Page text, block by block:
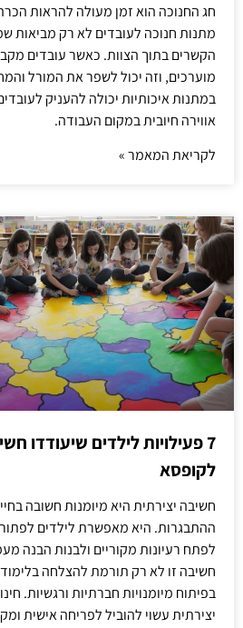
חג החנוכה הוא זמן מעולה להראות
מתנות חנוכה לעובדים לא רק מביאות
הקשרים בתוך הצוות. כאשר עובדים
מוערכים, וזה יכול לשפר את המורל
במתנות איכותיות יכולה להעניק
אווירה חיובית במקום העבודה.
לקריאת המאמר »
7 פעילויות לילדים שיעודדו
לקופסא
חשיבה יצירתית היא מיומנות חשובה
ההתבגרות. היא מאפשרת לילדים
לפתח רעיונות מקוריים ולבנות הבנה
חשיבה זו לא רק תורמת להצלחה
בפיתוח מיומנויות חברתיות ורגשיות.
יצירתית עשוי להוביל לפריחה אישית